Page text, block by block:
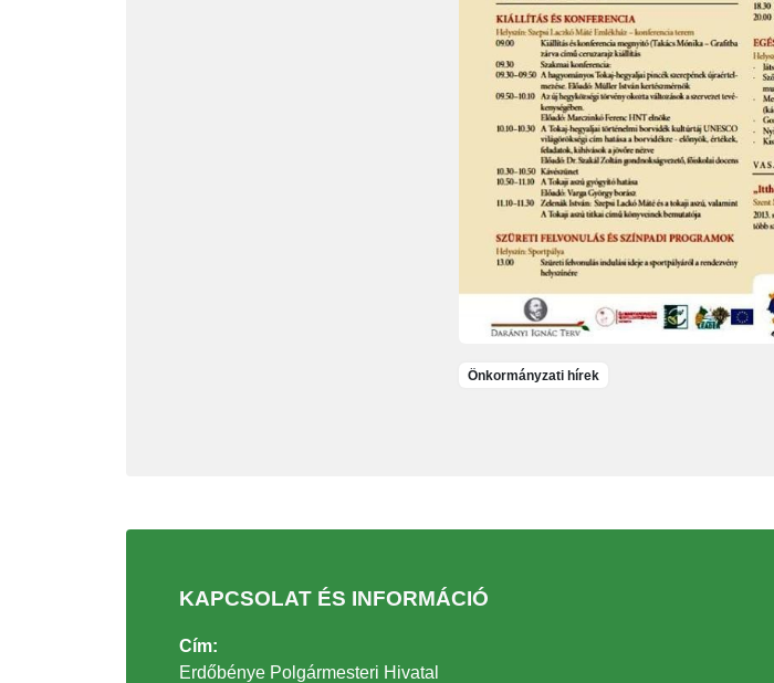
Önkormányzati hírek
KAPCSOLAT ÉS INFORMÁCIÓ
Cím:
Erdőbénye Polgármesteri Hivatal